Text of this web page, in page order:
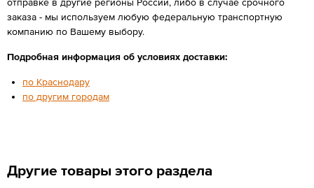
заказа - мы используем любую федеральную транспортную
компанию по Вашему выбору.
Подробная информация об условиях доставки:
по Краснодару
по другим городам
Другие товары этого раздела